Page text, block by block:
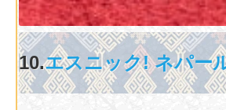
10.エスニック! ネパー